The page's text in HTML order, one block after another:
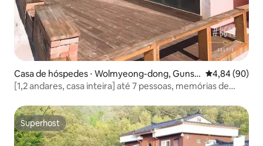
Casa de hóspedes ⋅ Wolmyeong-dong, Gunsa
n
4,84 de uma
4,84 (90)
[1,2 andares, casa inteira] até 7 pessoas, memórias de
Superhost
Superhost